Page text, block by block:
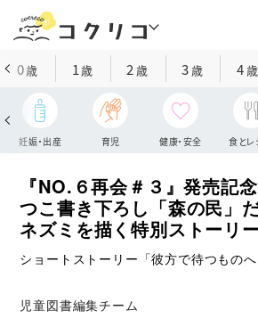
0歳 1歳 2 歳 3歳 4歳
妊娠・出産 育児 健康・安全 食とレ
『NO.６再会＃３』発売記
つこ書き下ろし「森の民」
ネズミを描く特別ストーリ
ショートストーリー「彼方で待つものへ
児童図書編集チーム